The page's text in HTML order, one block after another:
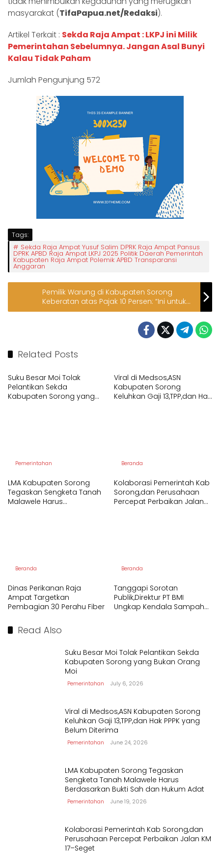
masyarakat (TifaPapua.net/Redaksi).
Artikel Terkait : Sekda Raja Ampat : LKPJ ini Milik
Pemerintahan Sebelumnya. Jangan Asal Bunyi
Kalau Tidak Paham
Jumlah Pengunjung 572
Tags:
Sekda Raja Ampat Yusuf Salim DPRK Raja Ampat Pansus
DPRK APBD Raja Ampat LKPJ 2025 Politik Daerah Pemerintah
Kabupaten Raja Ampat Polemik APBD Transparansi
Anggaran
Pemilik Warung di Kabupaten Sorong
Keberatan atas Pajak 10 Persen: “Ini untuk
Restoran atau Warung Kecil?”
Related Posts
Pemerintahan
Suku Besar Moi Tolak
Pelantikan Sekda
Kabupaten Sorong yang
Viral di Medsos,ASN
Kabupaten Sorong
Keluhkan Gaji 13,TPP,dan Hak
Pemerintahan
LMA Kabupaten Sorong
Tegaskan Sengketa Tanah
Malawele Harus
Beranda
Kolaborasi Pemerintah Kab
Sorong,dan Perusahaan
Percepat Perbaikan Jalan
Beranda
Dinas Perikanan Raja
Ampat Targetkan
Pembagian 30 Perahu Fiber
Beranda
Tanggapi Sorotan
Publik,Direktur PT BMI
Ungkap Kendala Sampah
Read Also
Suku Besar Moi Tolak Pelantikan Sekda
Kabupaten Sorong yang Bukan Orang
Moi
Pemerintahan July 6, 2026
Viral di Medsos,ASN Kabupaten Sorong
Keluhkan Gaji 13,TPP,dan Hak PPPK yang
Belum Diterima
Pemerintahan June 24, 2026
LMA Kabupaten Sorong Tegaskan
Sengketa Tanah Malawele Harus
Berdasarkan Bukti Sah dan Hukum Adat
Pemerintahan June 19, 2026
Kolaborasi Pemerintah Kab Sorong,dan
Perusahaan Percepat Perbaikan Jalan KM
17–Seget